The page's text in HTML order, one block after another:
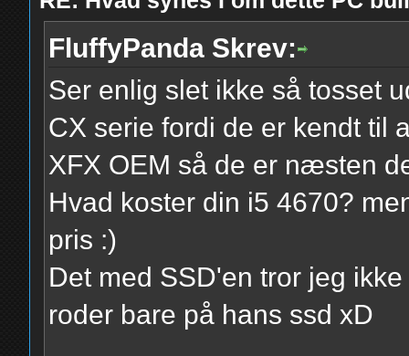
FluffyPanda Skrev:
Ser enlig slet ikke så tosset
CX serie fordi de er kendt til
XFX OEM så de er næsten
Hvad koster din i5 4670?
pris :)
Det med SSD'en tror jeg
roder bare på hans ssd xD